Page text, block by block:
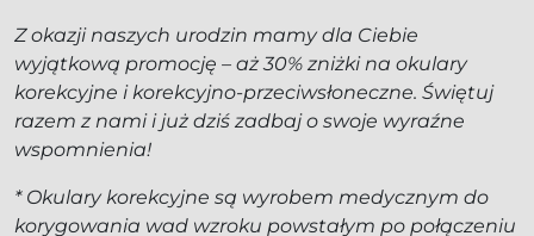
Z okazji naszych urodzin mamy dla Ciebie
wyjątkową promocję – aż 30% zniżki na okulary
korekcyjne i korekcyjno-przeciwsłoneczne. Świętuj
razem z nami i już dziś zadbaj o swoje wyraźne
wspomnienia!
* Okulary korekcyjne są wyrobem medycznym do
korygowania wad wzroku powstałym po połączeniu